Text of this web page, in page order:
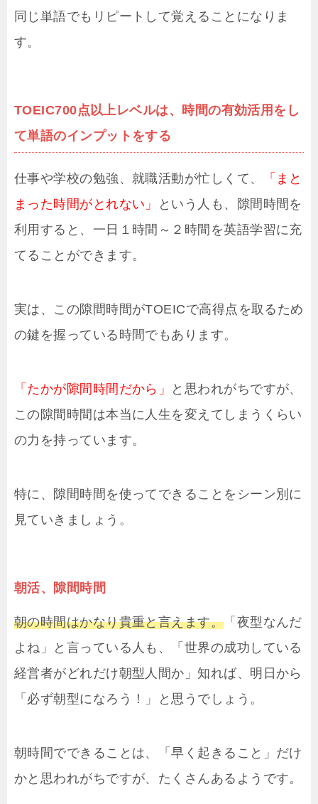
同じ単語でもリピートして覚えることになりま
す。
TOEIC700点以上レベルは、時間の有効活用をし
て単語のインプットをする
仕事や学校の勉強、就職活動が忙しくて、
「まと
まった時間がとれない」
という人も、隙間時間を
利用すると、一日１時間～２時間を英語学習に充
てることができます。
実は、この隙間時間がTOEICで高得点を取るため
の鍵を握っている時間でもあります。
「たかが隙間時間だから」
と思われがちですが、
この隙間時間は本当に人生を変えてしまうくらい
の力を持っています。
特に、隙間時間を使ってできることをシーン別に
見ていきましょう。
朝活、隙間時間
朝の時間はかなり貴重と言えます。 「夜型なんだ
よね」と言っている人も、「世界の成功している
経営者がどれだけ朝型人間か」知れば、明日から
「必ず朝型になろう！」と思うでしょう。
朝時間でできることは、「早く起きること」だけ
かと思われがちですが、たくさんあるようです。